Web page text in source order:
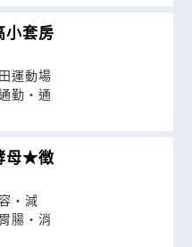
小套房
運動場
勤・通
母★徴
・減
腸・消